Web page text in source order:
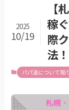
【
稼
際
法！
2025
10/19
パパ活について知